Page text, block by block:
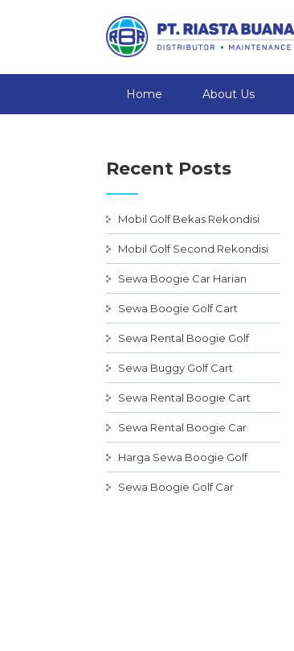
Home About Us
Recent Posts
Mobil Golf Bekas Rekondisi
Mobil Golf Second Rekondisi
Sewa Boogie Car Harian
Sewa Boogie Golf Cart
Sewa Rental Boogie Golf
Sewa Buggy Golf Cart
Sewa Rental Boogie Cart
Sewa Rental Boogie Car
Harga Sewa Boogie Golf
Sewa Boogie Golf Car